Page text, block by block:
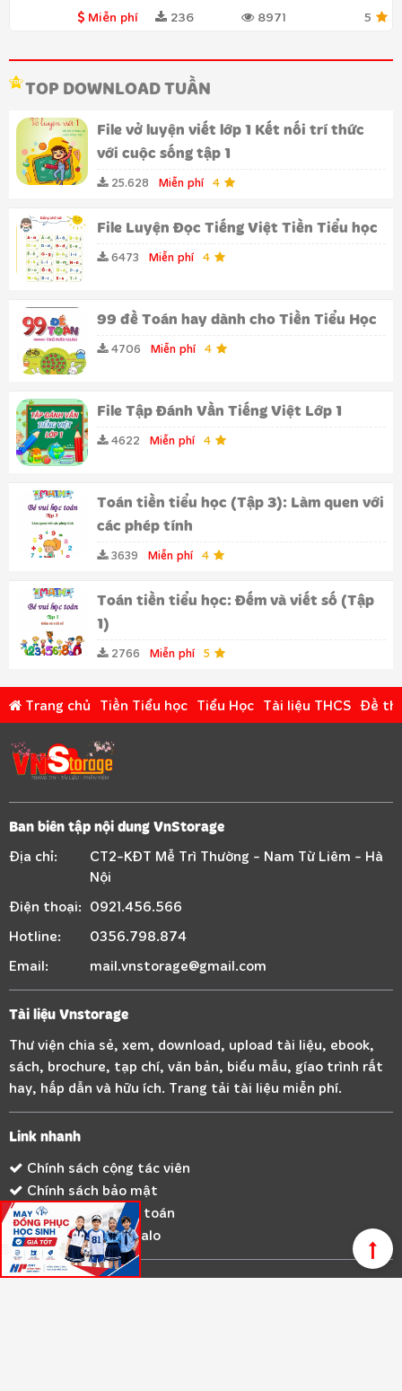
Miễn phí 236 8971 5
TOP DOWNLOAD TUẦN
File vở luyện viết lớp 1 Kết nối trí thức
với cuộc sống tập 1
25.628 Miễn phí 4
File Luyện Đọc Tiếng Việt Tiền Tiểu học
6473 Miễn phí 4
99 đề Toán hay dành cho Tiền Tiểu Học
4706 Miễn phí 4
File Tập Đánh Vần Tiếng Việt Lớp 1
4622 Miễn phí 4
Toán tiền tiểu học (Tập 3): Làm quen với
các phép tính
3639 Miễn phí 4
Toán tiền tiểu học: Đếm và viết số (Tập
1)
2766 Miễn phí 5
Trang chủ Tiền Tiểu học Tiểu Học Tài liệu THCS Đề thi
Ban biên tập nội dung VnStorage
Địa chỉ:
CT2-KĐT Mễ Trì Thường - Nam Từ Liêm - Hà
Nội
Điện thoại: 0921.456.566
Hotline:
0356.798.874
Email:
mail.vnstorage@gmail.com
Tài liệu Vnstorage
Thư viện chia sẻ, xem, download, upload tài liệu, ebook,
sách, brochure, tạp chí, văn bản, biểu mẫu, gíao trình rất
hay, hấp dẫn và hữu ích. Trang tải tài liệu miễn phí.
Link nhanh
Chính sách cộng tác viên
Chính sách bảo mật
Hướng dẫn thanh toán
Tham gia nhóm Zalo
Thông tin liên hệ